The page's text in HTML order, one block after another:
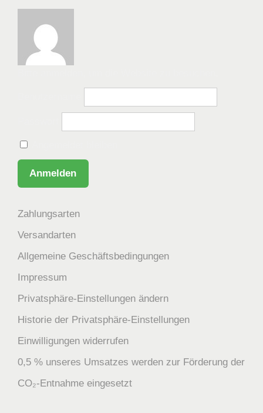
Zahlungsarten
Versandarten
Allgemeine Geschäftsbedingungen
Impressum
Privatsphäre-Einstellungen ändern
Historie der Privatsphäre-Einstellungen
Einwilligungen widerrufen
0,5 % unseres Umsatzes werden zur Förderung der
CO₂-Entnahme eingesetzt